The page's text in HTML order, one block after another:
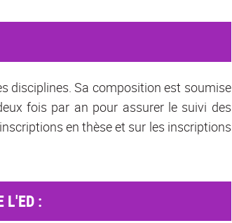
disciplines. Sa composition est soumise
fois par an pour assurer le suivi des
en thèse et sur les inscriptions
L'ED :